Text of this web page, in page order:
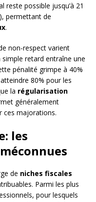
possible jusqu’à 21
permettant de
.
non-respect varient
retard entraîne une
pénalité grimpe à 40%
80% pour les
la régularisation
généralement
ces majorations.
les
de niches fiscales
Parmi les plus
pour lesquels